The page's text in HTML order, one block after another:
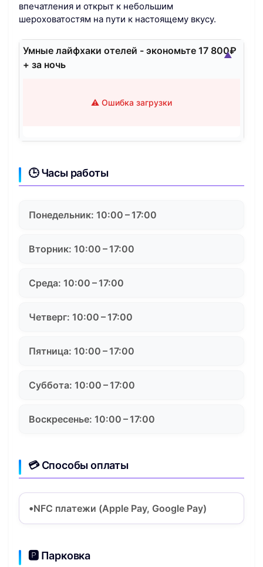
впечатления и открыт к небольшим
шероховатостям на пути к настоящему вкусу.
Умные лайфхаки отелей - экономьте 17 800₽
+ за ночь
⚠️ Ошибка загрузки
▲
🕒 Часы работы
Понедельник: 10:00 – 17:00
Вторник: 10:00 – 17:00
Среда: 10:00 – 17:00
Четверг: 10:00 – 17:00
Пятница: 10:00 – 17:00
Суббота: 10:00 – 17:00
Воскресенье: 10:00 – 17:00
💳 Способы оплаты
NFC платежи (Apple Pay, Google Pay)
🅿️ Парковка